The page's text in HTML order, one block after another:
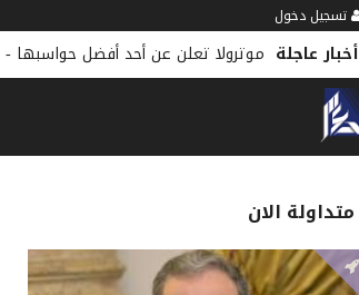
تسجيل دخول
أخبار عاجلة موترولا تعلن عن أحد أفضل حواسبها -
متداولة الان